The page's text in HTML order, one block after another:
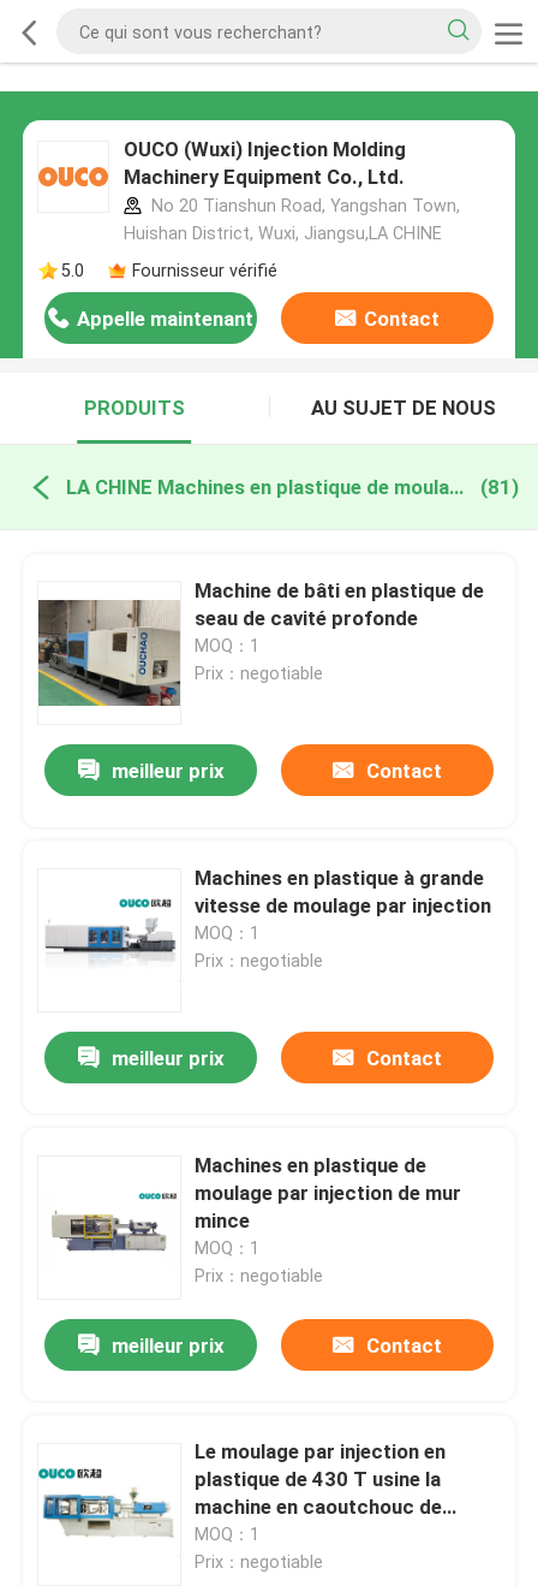
OUCO (Wuxi) Injection Molding
Machinery Equipment Co., Ltd.
No 20 Tianshun Road, Yangshan Town,
Huishan District, Wuxi, Jiangsu,LA CHINE
5.0
Fournisseur vérifié
Appelle maintenant Contact
PRODUITS AU SUJET DE NOUS
LA CHINE Machines en plastique de moulage par injection (81)
Machine de bâti en plastique de
seau de cavité profonde
MOQ：1
Prix：negotiable
meilleur prix Contact
Machines en plastique à grande
vitesse de moulage par injection
MOQ：1
Prix：negotiable
meilleur prix Contact
Machines en plastique de
moulage par injection de mur
mince
MOQ：1
Prix：negotiable
meilleur prix Contact
Le moulage par injection en
plastique de 430 T usine la
machine en caoutchouc de
moulage par injection de seau
MOQ：1
Prix：negotiable